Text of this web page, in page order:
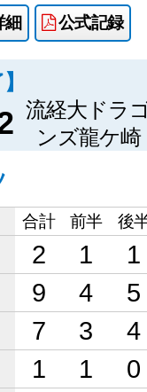
細 公式記録
流経大ドラ
ンズ龍ケ崎
合計 前半 後
2 1
1
9 4
5
7 3
4
1 1
0